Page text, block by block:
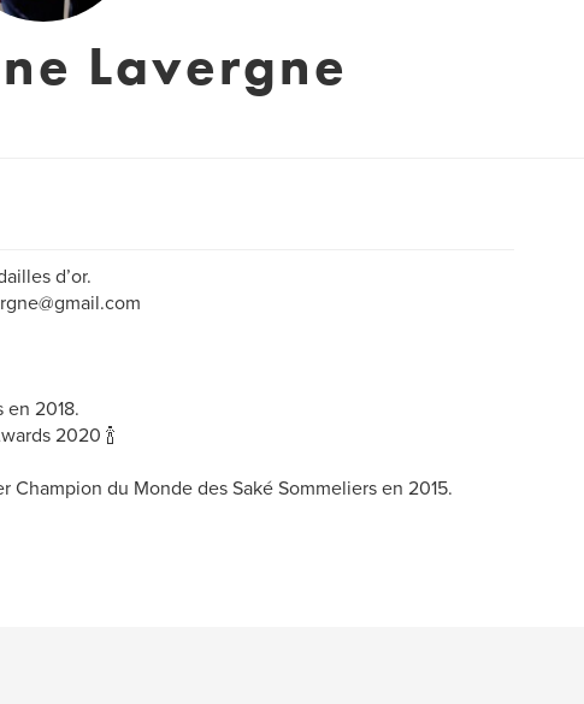
Lavergne
d’or.
en 2018.
2020 🍾
Champion du Monde des Saké Sommeliers en 2015.